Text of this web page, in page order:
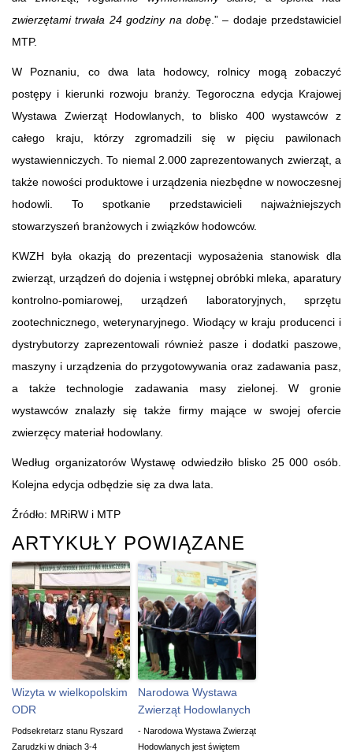
zwierzętami trwała 24 godziny na dobę.” – dodaje przedstawiciel
MTP.
W Poznaniu, co dwa lata hodowcy, rolnicy mogą zobaczyć
postępy i kierunki rozwoju branży. Tegoroczna edycja Krajowej
Wystawa Zwierząt Hodowlanych, to blisko 400 wystawców z
całego kraju, którzy zgromadzili się w pięciu pawilonach
wystawienniczych. To niemal 2.000 zaprezentowanych zwierząt, a
także nowości produktowe i urządzenia niezbędne w nowoczesnej
hodowli. To spotkanie przedstawicieli najważniejszych
stowarzyszeń branżowych i związków hodowców.
KWZH była okazją do prezentacji wyposażenia stanowisk dla
zwierząt, urządzeń do dojenia i wstępnej obróbki mleka, aparatury
kontrolno-pomiarowej, urządzeń laboratoryjnych, sprzętu
zootechnicznego, weterynaryjnego. Wiodący w kraju producenci i
dystrybutorzy zaprezentowali również pasze i dodatki paszowe,
maszyny i urządzenia do przygotowywania oraz zadawania pasz,
a także technologie zadawania masy zielonej. W gronie
wystawców znalazły się także firmy mające w swojej ofercie
zwierzęcy materiał hodowlany.
Według organizatorów Wystawę odwiedziło blisko 25 000 osób.
Kolejna edycja odbędzie się za dwa lata.
Źródło: MRiRW i MTP
ARTYKUŁY POWIĄZANE
Wizyta w wielkopolskim
ODR
Podsekretarz stanu Ryszard
Zarudzki w dniach 3-4
Narodowa Wystawa
Zwierząt Hodowlanych
- Narodowa Wystawa Zwierząt
Hodowlanych jest świętem